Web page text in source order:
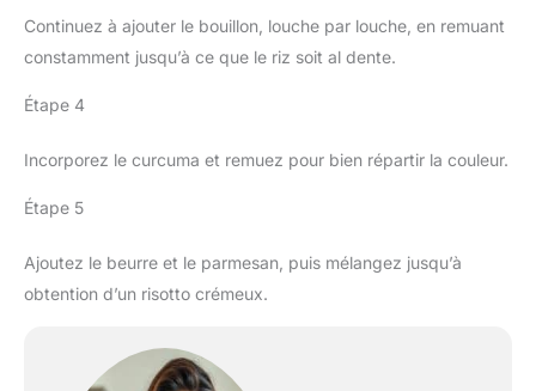
Continuez à ajouter le bouillon, louche par louche, en remuant
constamment jusqu’à ce que le riz soit al dente.
Étape 4
Incorporez le curcuma et remuez pour bien répartir la couleur.
Étape 5
Ajoutez le beurre et le parmesan, puis mélangez jusqu’à
obtention d’un risotto crémeux.